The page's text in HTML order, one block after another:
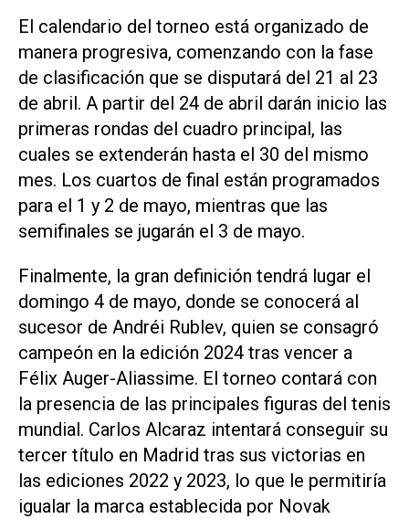
El calendario del torneo está organizado de
manera progresiva, comenzando con la fase
de clasificación que se disputará del 21 al 23
de abril. A partir del 24 de abril darán inicio las
primeras rondas del cuadro principal, las
cuales se extenderán hasta el 30 del mismo
mes. Los cuartos de final están programados
para el 1 y 2 de mayo, mientras que las
semifinales se jugarán el 3 de mayo.
Finalmente, la gran definición tendrá lugar el
domingo 4 de mayo, donde se conocerá al
sucesor de Andréi Rublev, quien se consagró
campeón en la edición 2024 tras vencer a
Félix Auger-Aliassime. El torneo contará con
la presencia de las principales figuras del tenis
mundial. Carlos Alcaraz intentará conseguir su
tercer título en Madrid tras sus victorias en
las ediciones 2022 y 2023, lo que le permitiría
igualar la marca establecida por Novak